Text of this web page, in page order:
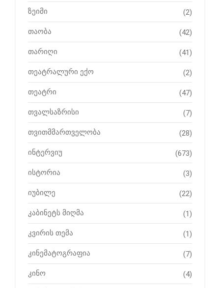
ზეიმი (2)
თაობა (42)
თარიღი (41)
თეატრალური ექო (2)
თეატრი (47)
თვალსაზრისი (7)
თვითმმართველობა (28)
ინტერვიუ (673)
ისტორია (3)
იუბილე (22)
კაბინეტს მიღმა (1)
კვირის თემა (1)
კინემატოგრაფია (7)
კინო (4)